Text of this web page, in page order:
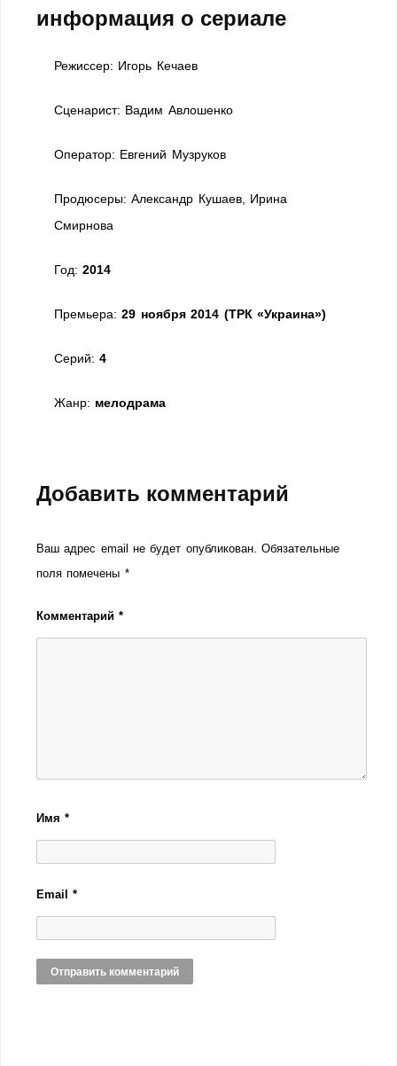
информация о сериале
Режиссер: Игорь Кечаев
Сценарист: Вадим Авлошенко
Оператор: Евгений Музруков
Продюсеры:Александр Кушаев, Ирина
Смирнова
Год:2014
Премьера:29 ноября 2014 (ТРК «Украина»)
Cерий:4
Жанр: мелодрама
Добавить комментарий
Ваш адрес email не будет опубликован. Обязательные
поля помечены *
Комментарий*
Имя*
Email*